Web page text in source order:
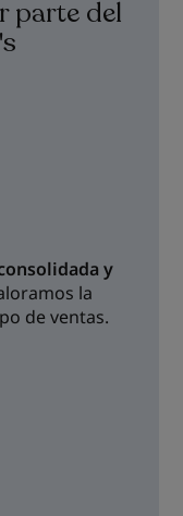
parte del
y
la
de ventas.